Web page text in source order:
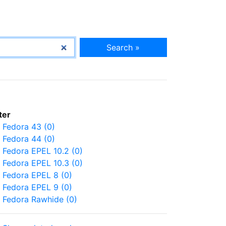
Search »
Fedora 43 (0)
Fedora 44 (0)
Fedora EPEL 10.2 (0)
Fedora EPEL 10.3 (0)
Fedora EPEL 8 (0)
Fedora EPEL 9 (0)
Fedora Rawhide (0)